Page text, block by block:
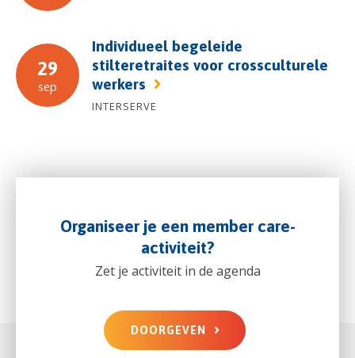
29
sep
Individueel begeleide
stilteretraites voor crossculturele
werkers
INTERSERVE
Organiseer je een member care-
activiteit?
Zet je activiteit in de agenda
DOORGEVEN